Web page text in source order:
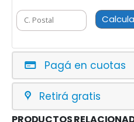
Pagá en cuotas
Retirá gratis